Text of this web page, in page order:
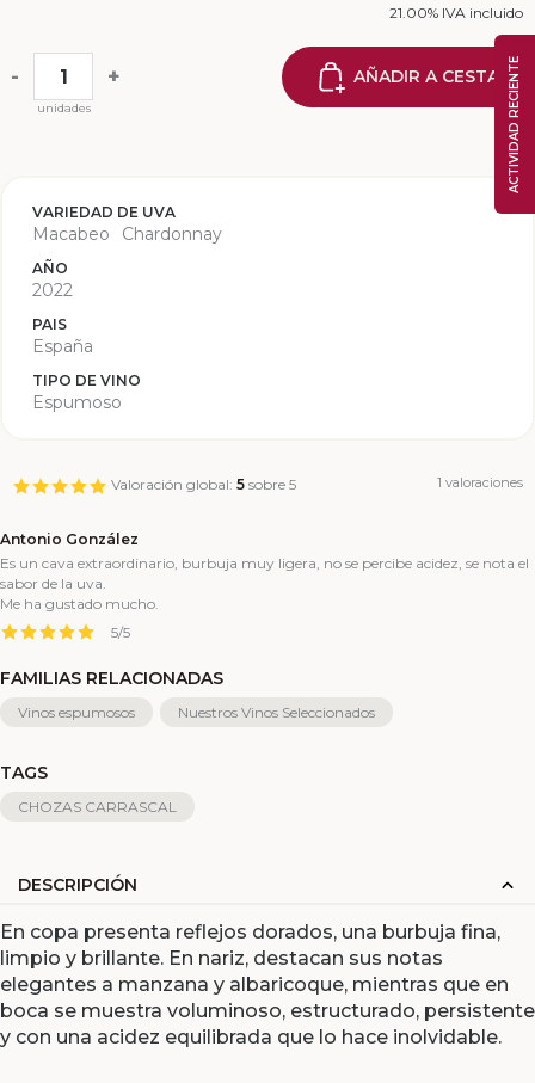
21.00% IVA incluido
-
unidades
+ AÑADIR A CESTA
VARIEDAD DE UVA
Macabeo Chardonnay
AÑO
2022
PAIS
España
TIPO DE VINO
Espumoso
Valoración global: 5 sobre 5 1 valoraciones
Antonio González
Es un cava extraordinario, burbuja muy ligera, no se percibe acidez, se nota el
sabor de la uva.
Me ha gustado mucho.
5/5
FAMILIAS RELACIONADAS
Vinos espumosos Nuestros Vinos Seleccionados
TAGS
CHOZAS CARRASCAL
DESCRIPCIÓN
En copa presenta reflejos dorados, una burbuja fina,
limpio y brillante. En nariz, destacan sus notas
elegantes a manzana y albaricoque, mientras que en
boca se muestra voluminoso, estructurado, persistente
y con una acidez equilibrada que lo hace inolvidable.
ACTIVIDAD RECIENTE